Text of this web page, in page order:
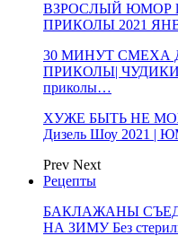
ВЗРОСЛЫЙ ЮМОР
ПРИКОЛЫ 2021
30 МИНУТ СМЕХА
ПРИКОЛЫ|
приколы…
ХУЖЕ БЫТЬ НЕ
Дизель Шоу 2021 |
Prev Next
Рецепты
БАКЛАЖАНЫ
НА ЗИМУ Без